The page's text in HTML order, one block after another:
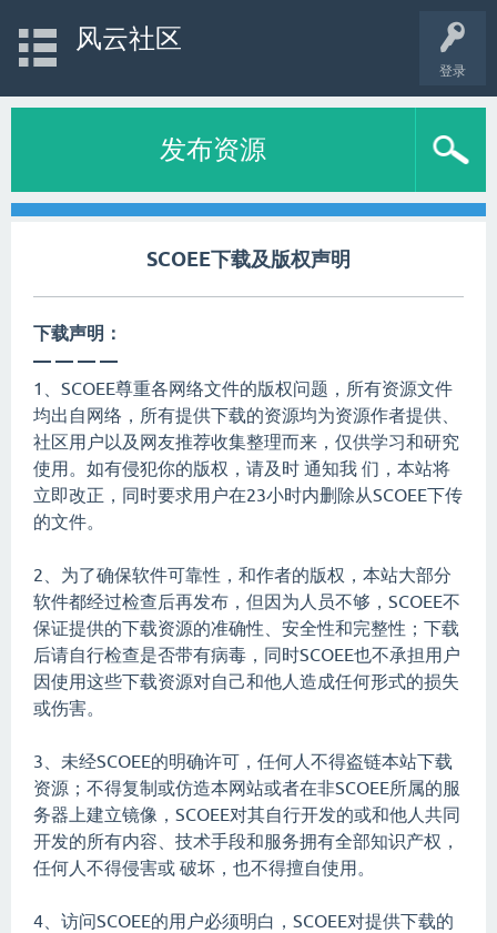
登录
风云社区
发布资源
SCOEE下载及版权声明
下载声明：
— — — —
1、SCOEE尊重各网络文件的版权问题，所有资源文件
均出自网络，所有提供下载的资源均为资源作者提供、
社区用户以及网友推荐收集整理而来，仅供学习和研究
使用。如有侵犯你的版权，请及时 通知我 们，本站将
立即改正，同时要求用户在23小时内删除从SCOEE下传
的文件。
2、为了确保软件可靠性，和作者的版权，本站大部分
软件都经过检查后再发布，但因为人员不够，SCOEE不
保证提供的下载资源的准确性、安全性和完整性；下载
后请自行检查是否带有病毒，同时SCOEE也不承担用户
因使用这些下载资源对自己和他人造成任何形式的损失
或伤害。
3、未经SCOEE的明确许可，任何人不得盗链本站下载
资源；不得复制或仿造本网站或者在非SCOEE所属的服
务器上建立镜像，SCOEE对其自行开发的或和他人共同
开发的所有内容、技术手段和服务拥有全部知识产权，
任何人不得侵害或 破坏，也不得擅自使用。
4、访问SCOEE的用户必须明白，SCOEE对提供下载的